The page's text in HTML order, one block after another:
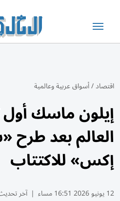
اقتصاد/أسواق عربية وعالمية
إيلون ماسك أول
العالم بعد
إكس» للاكتتاب
12 يونيو 2026 16:51 مساء | آخر